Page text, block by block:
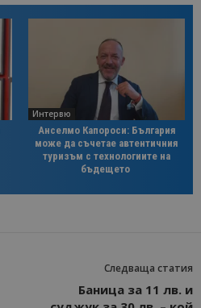
Интервю
Анселмо Капороси: България
може да съчетае автентичния
туризъм с технологиите на
бъдещето
Следваща статия
Баница за 11 лв. и